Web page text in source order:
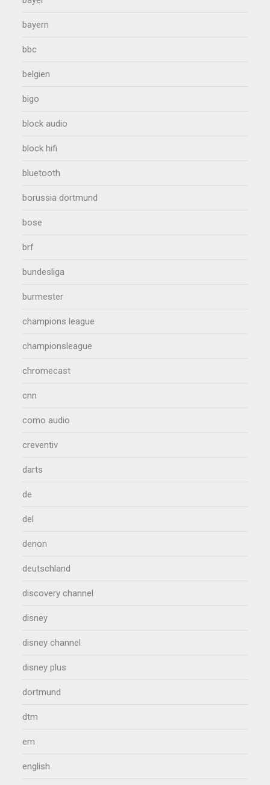
bayern
bbc
belgien
bigo
block audio
block hifi
bluetooth
borussia dortmund
bose
brf
bundesliga
burmester
champions league
championsleague
chromecast
cnn
como audio
creventiv
darts
de
del
denon
deutschland
discovery channel
disney
disney channel
disney plus
dortmund
dtm
em
english